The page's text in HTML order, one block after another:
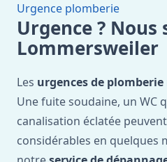
Urgence plomberie
Urgence ? Nous
Lommersweiler
Les urgences de plomberie
Une fuite soudaine, un WC
canalisation éclatée
considérables en quelques